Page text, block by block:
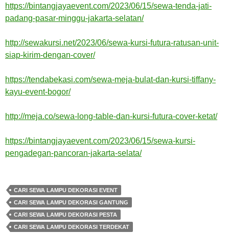
https://bintangjayaevent.com/2023/06/15/sewa-tenda-jati-
padang-pasar-minggu-jakarta-selatan/
http://sewakursi.net/2023/06/sewa-kursi-futura-ratusan-unit-
siap-kirim-dengan-cover/
https://tendabekasi.com/sewa-meja-bulat-dan-kursi-tiffany-
kayu-event-bogor/
http://meja.co/sewa-long-table-dan-kursi-futura-cover-ketat/
https://bintangjayaevent.com/2023/06/15/sewa-kursi-
pengadegan-pancoran-jakarta-selata/
CARI SEWA LAMPU DEKORASI EVENT
CARI SEWA LAMPU DEKORASI GANTUNG
CARI SEWA LAMPU DEKORASI PESTA
CARI SEWA LAMPU DEKORASI TERDEKAT